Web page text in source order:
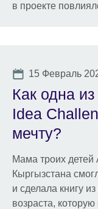
в проекте
Date
15 Февраль
Как одна
Idea
мечту?
Мама троих
Кыргызстана
и сделала книгу
возраста,